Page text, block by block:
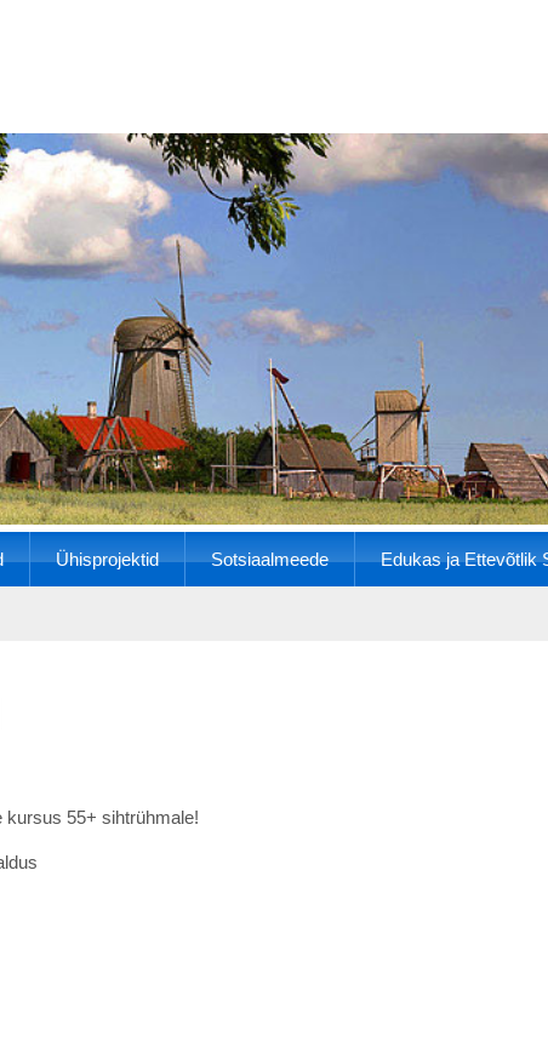
Ühisprojektid Sotsiaalmeede Edukas ja Ettevõtlik
kursus 55+ sihtrühmale!